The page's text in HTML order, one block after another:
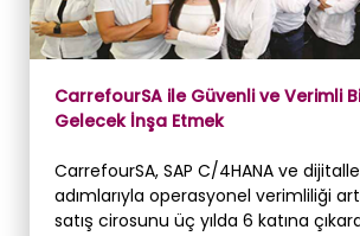
CarrefourSA ile Güvenli ve Verimli
Gelecek İnşa Etmek
CarrefourSA, SAP C/4HANA ve
adımlarıyla operasyonel verimliliği
satış cirosunu üç yılda 6 katına